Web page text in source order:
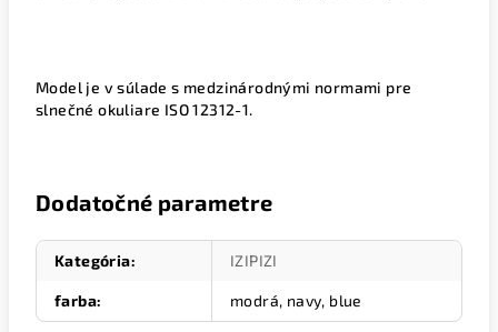
Model je v súlade s medzinárodnými normami pre
slnečné okuliare ISO 12312-1.
Dodatočné parametre
Kategória: IZIPIZI
farba: modrá, navy, blue